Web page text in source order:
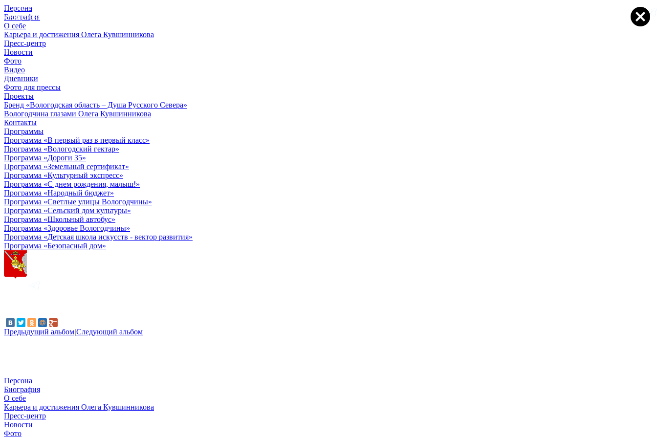
Персона
Биография
О себе
Карьера и достижения Олега Кувшинникова
Пресс-центр
Новости
Фото
Видео
Дневники
Фото для прессы
Проекты
Бренд «Вологодская область – Душа Русского Севера»
Вологодчина глазами Олега Кувшинникова
Контакты
Программы
Программа «В первый раз в первый класс»
Программа «Вологодский гектар»
Программа «Дороги 35»
Программа «Земельный сертификат»
Программа «Культурный экспресс»
Программа «С днем рождения, малыш!»
Программа «Народный бюджет»
Программа «Светлые улицы Вологодчины»
Программа «Сельский дом культуры»
Программа «Школьный автобус»
Программа «Здоровье Вологодчины»
Программа «Детская школа искусств - вектор развития»
Программа «Безопасный дом»
Предыдущий альбом|Следующий альбом
© 2012 - 2023,
КУВШИННИКОВ О.А.
Персона
Биография
О себе
Карьера и достижения Олега Кувшинникова
Пресс-центр
Новости
Фото